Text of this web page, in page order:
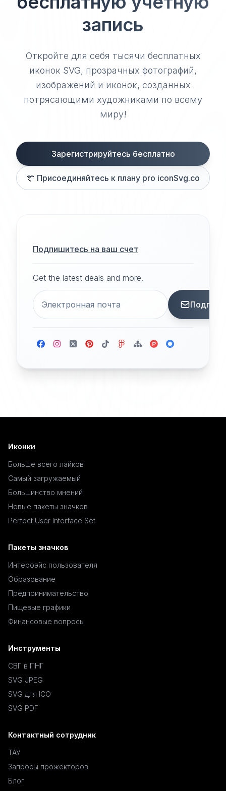
запись
Откройте для себя тысячи бесплатных
иконок SVG, прозрачных фотографий,
изображений и иконок, созданных
потрясающими художниками по всему
миру!
Зарегистрируйтесь бесплатно
🎊 Присоединяйтесь к плану pro iconSvg.co
Подпишитесь на ваш счет
Get the latest deals and more.
Иконки
Больше всего лайков
Самый загружаемый
Большинство мнений
Новые пакеты значков
Perfect User Interface Set
Пакеты значков
Интерфэйс пользователя
Образование
Предпринимательство
Пищевые графики
Финансовые вопросы
Инструменты
СВГ в ПНГ
SVG JPEG
SVG для ICO
SVG PDF
Контактный сотрудник
ТАУ
Запросы прожекторов
Блог